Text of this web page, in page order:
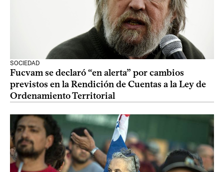
SOCIEDAD
Fucvam se declaró “en alerta” por cambios
previstos en la Rendición de Cuentas a la Ley de
Ordenamiento Territorial